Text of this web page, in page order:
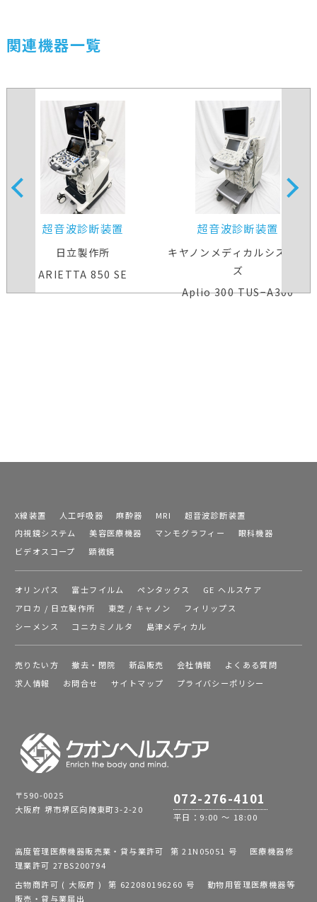
関連機器一覧
超音波診断装置
日立製作所
ARIETTA 850 SE
超音波診断装置
キヤノンメディカルシステム
ズ
Aplio 300 TUS−A300
X線装置 人工呼吸器 麻酔器 MRI
超音波診断装置
内視鏡システム
美容医療機器 マンモグラフィー
眼科機器
ビデオスコープ
顕微鏡
オリンパス 富士フイルム ペンタックス
GE ヘルスケア
アロカ / 日立製作所
東芝 / キャノン
フィリップス
シーメンス
コニカミノルタ 島津メディカル
売りたい方 撤去・閉院 新品販売 会社情報
よくある質問
求人情報
お問合せ サイトマップ プライバシーポリシー
〒590-0025
大阪府 堺市堺区向陵東町3-2-20
072-276-4101
平日：9:00 ～ 18:00
高度管理医療機器販売業・貸与業許可 第 21N05051 号 医療機器修
理業許可 27BS200794
古物商許可 ( 大阪府 ) 第 622080196260 号 動物用管理医療機器等
販売・貸与業届出